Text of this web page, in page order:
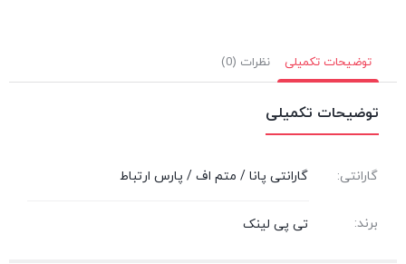
توضیحات تکمیلی نظرات (0)
توضیحات تکمیلی
گارانتی: گارانتی پانا / متم اف / پارس ارتباط
برند: تی پی لینک